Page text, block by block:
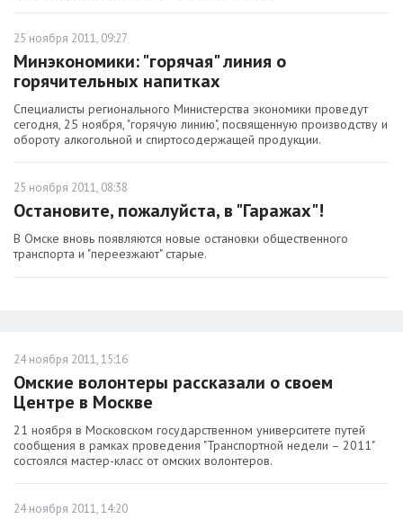
25 ноября 2011, 09:27
Минэкономики: "горячая" линия о
горячительных напитках
Специалисты регионального Министерства экономики проведут
сегодня, 25 ноября, "горячую линию", посвященную производству и
обороту алкогольной и спиртосодержащей продукции.
25 ноября 2011, 08:38
Остановите, пожалуйста, в "Гаражах"!
В Омске вновь появляются новые остановки общественного
транспорта и "переезжают" старые.
24 ноября 2011, 15:16
Омские волонтеры рассказали о своем
Центре в Москве
21 ноября в Московском государственном университете путей
сообщения в рамках проведения "Транспортной недели – 2011"
состоялся мастер-класс от омских волонтеров.
24 ноября 2011, 14:20